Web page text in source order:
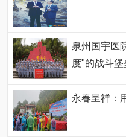
泉州国宇医
度"的战斗堡
永春呈祥：